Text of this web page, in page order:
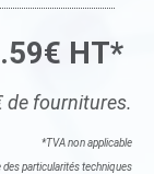
HT*
de fournitures.
*TVA non applicable
particularités techniques